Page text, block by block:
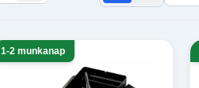
1-2 munkanap